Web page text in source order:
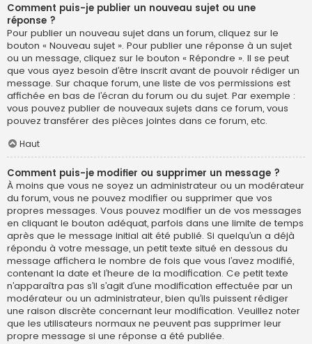
Comment puis-je publier un nouveau sujet ou une
réponse ?
Pour publier un nouveau sujet dans un forum, cliquez sur le
bouton « Nouveau sujet ». Pour publier une réponse à un sujet
ou un message, cliquez sur le bouton « Répondre ». Il se peut
que vous ayez besoin d’être inscrit avant de pouvoir rédiger un
message. Sur chaque forum, une liste de vos permissions est
affichée en bas de l’écran du forum ou du sujet. Par exemple :
vous pouvez publier de nouveaux sujets dans ce forum, vous
pouvez transférer des pièces jointes dans ce forum, etc.
Haut
Comment puis-je modifier ou supprimer un message ?
À moins que vous ne soyez un administrateur ou un modérateur
du forum, vous ne pouvez modifier ou supprimer que vos
propres messages. Vous pouvez modifier un de vos messages
en cliquant le bouton adéquat, parfois dans une limite de temps
après que le message initial ait été publié. Si quelqu’un a déjà
répondu à votre message, un petit texte situé en dessous du
message affichera le nombre de fois que vous l’avez modifié,
contenant la date et l’heure de la modification. Ce petit texte
n’apparaîtra pas s’il s’agit d’une modification effectuée par un
modérateur ou un administrateur, bien qu’ils puissent rédiger
une raison discrète concernant leur modification. Veuillez noter
que les utilisateurs normaux ne peuvent pas supprimer leur
propre message si une réponse a été publiée.